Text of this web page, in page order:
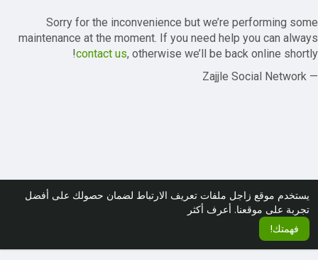
يستخدم موقع زاجل ملفات تعريف الارتباط لضمان حصولك على أفضل
تجربة على موقعنا. أعرف أكثر
فهمتك!
Sorry for the inconvenience but we’re performing some
maintenance at the moment. If you need help you can always
contact us, otherwise we’ll be back online shortly!
— Zajjle Social Network